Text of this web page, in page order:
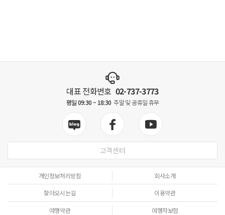
대표 전화번호 02-737-3773
평일 09:30 ~ 18:30 주말 및 공휴일 휴무
고객센터
개인정보처리방침 회사소개
찾아오시는길 이용약관
여행약관 여행자보험